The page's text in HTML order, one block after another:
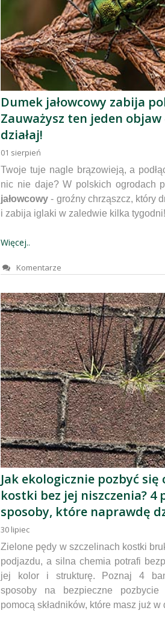
Dumek jałowcowy zabija
Zauważysz ten jeden
działaj!
01 sierpień
Twoje tuje nagle brązowieją, a
nic nie daje? W polskich ogrodach
jałowcowy - groźny chrząszcz, który
i zabija iglaki w zaledwie kilka tygodni!
Więcej..
Komentarze
Jak ekologicznie pozbyć się
kostki bez jej niszczenia? 4
sposoby, które naprawdę
30 lipiec
Zielone pędy w szczelinach kostki
podjazdu, a silna chemia potrafi
jej kolor i strukturę. Poznaj 4
sposoby na bezpieczne
pomocą składników, które masz już w